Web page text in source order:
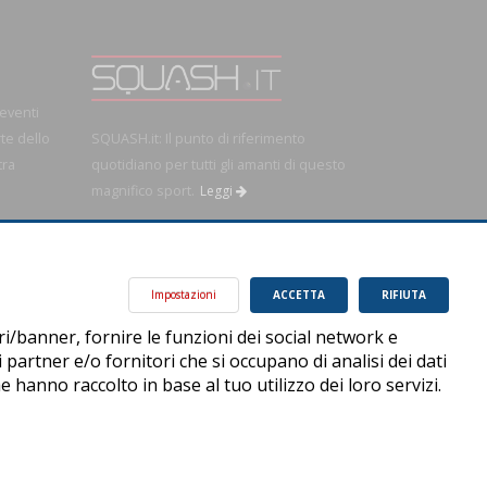
dello
SQUASH.it: Il punto di riferimento
quotidiano per tutti gli amanti di questo
magnifico sport.
Leggi
RIFIUTA
ACCETTA
Impostazioni
banner, fornire le funzioni dei social network e
e/o fornitori che si occupano di analisi dei dati
raccolto in base al tuo utilizzo dei loro servizi.